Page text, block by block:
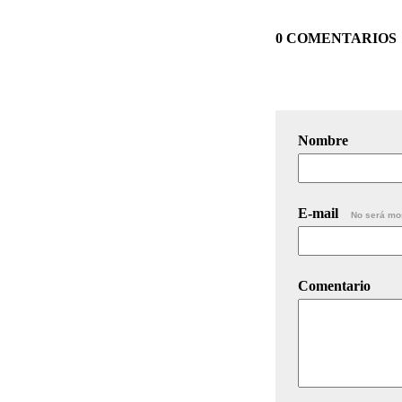
0 COMENTARIOS
Nombre
E-mail No será
Comentario